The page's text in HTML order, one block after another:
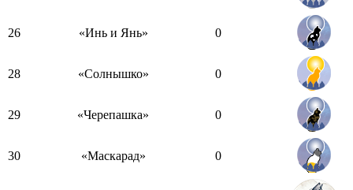
26 «Инь и Янь» 0
28 «Солнышко» 0
29 «Черепашка» 0
30 «Маскарад» 0